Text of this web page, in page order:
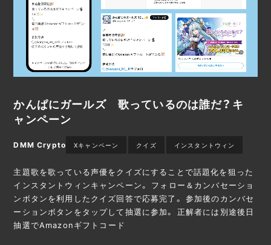
かんぱにガールズ 歌っているのは誰だ？キ
ャンペーン
DMM Crypto Xキャンペーン クイズ インスタントウィン
主題歌を歌っている声優をクイズにすることで話題化を狙った
インスタントウィンキャンペーン。 フォロー＆カンバセーショ
ンボタンを利用したクイズ回答で応募完了。 参加後のカンバセ
ーションボタンをタップして抽選に参加。 正解者には別途後日
抽選でAmazonギフトコード